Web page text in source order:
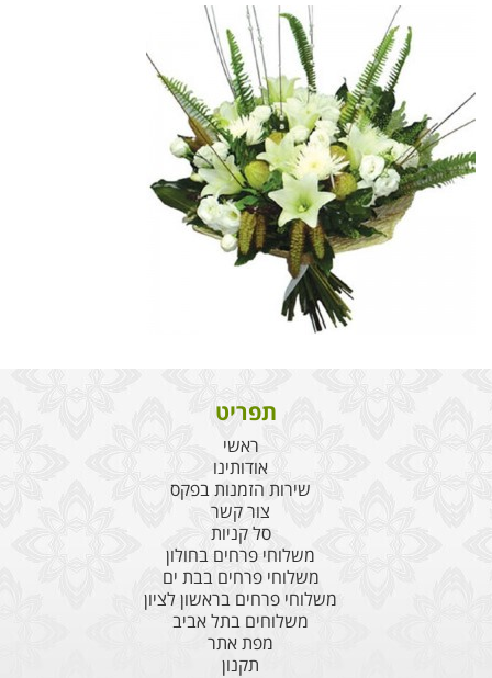
תפריט
ראשי
אודותינו
שירות הזמנות בפקס
צור קשר
סל קניות
משלוחי פרחים בחולון
משלוחי פרחים בבת ים
משלוחי פרחים בראשון לציון
משלוחים בתל אביב
מפת אתר
תקנון